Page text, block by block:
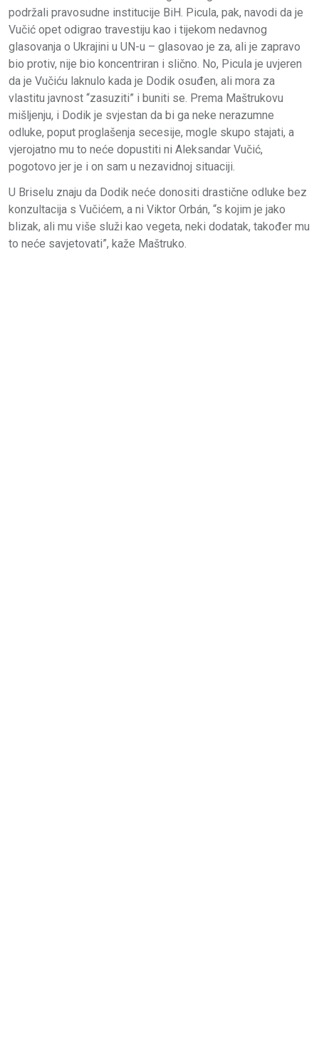
podržali pravosudne institucije BiH. Picula, pak, navodi da je
Vučić opet odigrao travestiju kao i tijekom nedavnog
glasovanja o Ukrajini u UN-u – glasovao je za, ali je zapravo
bio protiv, nije bio koncentriran i slično. No, Picula je uvjeren
da je Vučiću laknulo kada je Dodik osuđen, ali mora za
vlastitu javnost “zasuziti” i buniti se. Prema Maštrukovu
mišljenju, i Dodik je svjestan da bi ga neke nerazumne
odluke, poput proglašenja secesije, mogle skupo stajati, a
vjerojatno mu to neće dopustiti ni Aleksandar Vučić,
pogotovo jer je i on sam u nezavidnoj situaciji.
U Briselu znaju da Dodik neće donositi drastične odluke bez
konzultacija s Vučićem, a ni Viktor Orbán, “s kojim je jako
blizak, ali mu više služi kao vegeta, neki dodatak, također mu
to neće savjetovati”, kaže Maštruko.